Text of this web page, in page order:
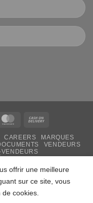
MasterCard
Delivery
CAREERS
MARQUES
VENDEURS
VENDEURS
CAMEROUN
DEV
offrir une meilleure
sur ce site, vous
cookies.